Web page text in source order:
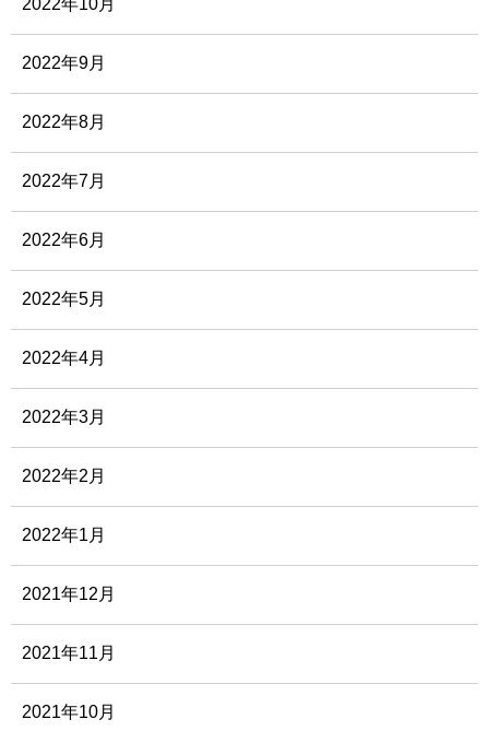
2022年10月
2022年9月
2022年8月
2022年7月
2022年6月
2022年5月
2022年4月
2022年3月
2022年2月
2022年1月
2021年12月
2021年11月
2021年10月